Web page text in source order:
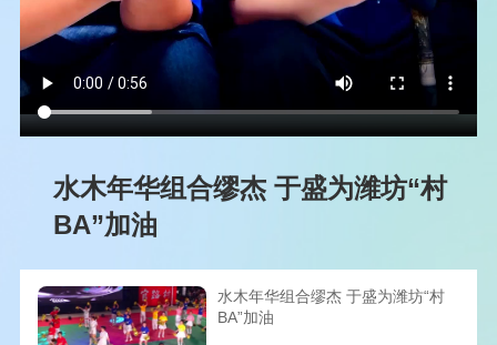
水木年华组合缪杰 于盛为潍坊“村
BA”加油
水木年华组合缪杰 于盛为潍坊“村
BA”加油